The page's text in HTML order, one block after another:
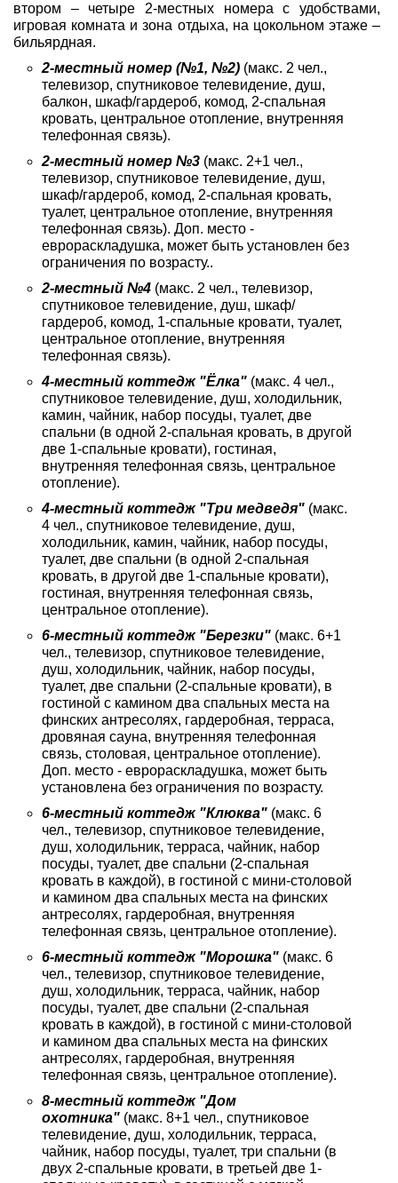
втором – четыре 2-местных номера с удобствами,
игровая комната и зона отдыха, на цокольном этаже –
бильярдная.
2-местный номер (№1, №2) (макс. 2 чел.,
телевизор, спутниковое телевидение, душ,
балкон, шкаф/гардероб, комод, 2-спальная
кровать, центральное отопление, внутренняя
телефонная связь).
2-местный номер №3 (макс. 2+1 чел.,
телевизор, спутниковое телевидение, душ,
шкаф/гардероб, комод, 2-спальная кровать,
туалет, центральное отопление, внутренняя
телефонная связь). Доп. место -
еврораскладушка, может быть установлен без
ограничения по возрасту..
2-местный №4 (макс. 2 чел., телевизор,
спутниковое телевидение, душ, шкаф/
гардероб, комод, 1-спальные кровати, туалет,
центральное отопление, внутренняя
телефонная связь).
4-местный коттедж "Ёлка" (макс. 4 чел.,
спутниковое телевидение, душ, холодильник,
камин, чайник, набор посуды, туалет, две
спальни (в одной 2-спальная кровать, в другой
две 1-спальные кровати), гостиная,
внутренняя телефонная связь, центральное
отопление).
4-местный коттедж "Три медведя" (макс.
4 чел., спутниковое телевидение, душ,
холодильник, камин, чайник, набор посуды,
туалет, две спальни (в одной 2-спальная
кровать, в другой две 1-спальные кровати),
гостиная, внутренняя телефонная связь,
центральное отопление).
6-местный коттедж "Березки" (макс. 6+1
чел., телевизор, спутниковое телевидение,
душ, холодильник, чайник, набор посуды,
туалет, две спальни (2-спальные кровати), в
гостиной с камином два спальных места на
финских антресолях, гардеробная, терраса,
дровяная сауна, внутренняя телефонная
связь, столовая, центральное отопление).
Доп. место - еврораскладушка, может быть
установлена без ограничения по возрасту.
6-местный коттедж "Клюква" (макс. 6
чел., телевизор, спутниковое телевидение,
душ, холодильник, терраса, чайник, набор
посуды, туалет, две спальни (2-спальная
кровать в каждой), в гостиной с мини-столовой
и камином два спальных места на финских
антресолях, гардеробная, внутренняя
телефонная связь, центральное отопление).
6-местный коттедж "Морошка" (макс. 6
чел., телевизор, спутниковое телевидение,
душ, холодильник, терраса, чайник, набор
посуды, туалет, две спальни (2-спальная
кровать в каждой), в гостиной с мини-столовой
и камином два спальных места на финских
антресолях, гардеробная, внутренняя
телефонная связь, центральное отопление).
8-местный коттедж "Дом
охотника" (макс. 8+1 чел., спутниковое
телевидение, душ, холодильник, терраса,
чайник, набор посуды, туалет, три спальни (в
двух 2-спальные кровати, в третьей две 1-